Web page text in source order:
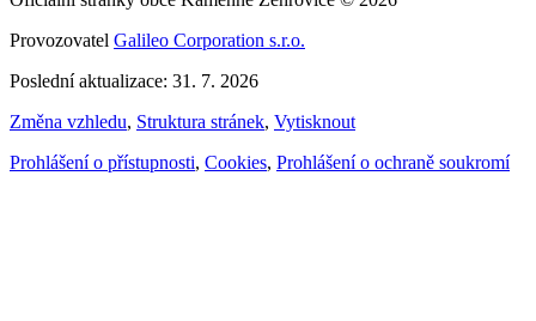
Provozovatel Galileo Corporation s.r.o.
Poslední aktualizace: 31. 7. 2026
Změna vzhledu, Struktura stránek, Vytisknout
Prohlášení o přístupnosti, Cookies, Prohlášení o ochraně soukromí